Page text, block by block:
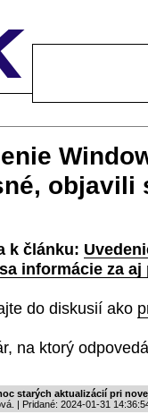
objavili
k článku:
informácie za aj
do diskusií ako
na ktorý
starých aktualizácií pri
| Pridané: 2024-01-31